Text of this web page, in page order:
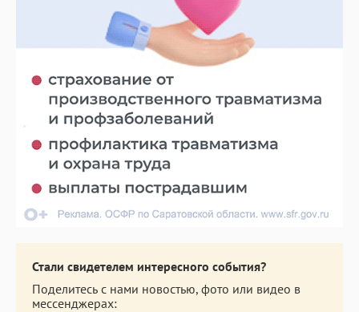
Стали свидетелем интересного события?
Поделитесь с нами новостью, фото или видео в
мессенджерах: